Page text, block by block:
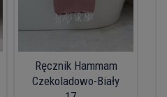
Ręcznik Hammam
Czekoladowo-Biały